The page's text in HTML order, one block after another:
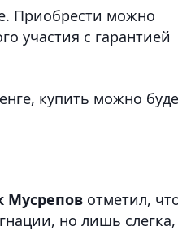
Приобрести можно
участия с гарантией
купить можно
Мусрепов отметил,
но лишь